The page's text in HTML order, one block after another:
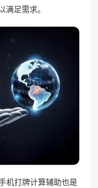
满足需求。
机打牌计算辅助也是